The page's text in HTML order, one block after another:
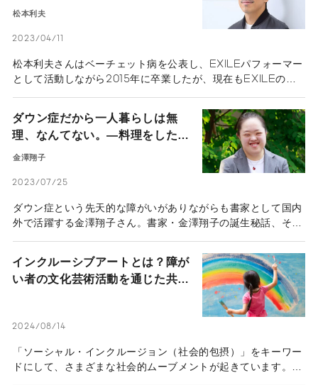
が原動力。EXILEメンバー 松本
松本利夫
2023/04/11
松本利夫さんはベーチェット病を公表し、EXILEパフォーマー
として活動しながら2015年に卒業したが、現在もEXILEのメ
は、困難に立ち向かいながらもステージに立ち続けた思いや、
卒業後の新しいチャレンジ、精力的に活動し続ける原動力につ
いて取材した。
ダウン症だから一人暮らしは無
理、なんてない。―料理をしたり
YouTubeでダンス動画を見たり
澤翔子さんの純粋な心に迫る―
金澤翔子
2023/07/25
ダウン症という先天的な障がいがありながらも書家として国内
外で活躍する金澤翔子さん。書家・金澤翔子の誕生秘話、そし
さと愛で翔子さんを支えてきた泰子さんと、自分らしく生きる
翔子さんに取材した。
インクルーシブアートとは？障が
い者の文化芸術活動を通じた共生
2024/08/14
「ソーシャル・インクルージョン（社会的包摂）」をキーワー
ドにして、さまざまな社会的ムーブメントが起きています。そ